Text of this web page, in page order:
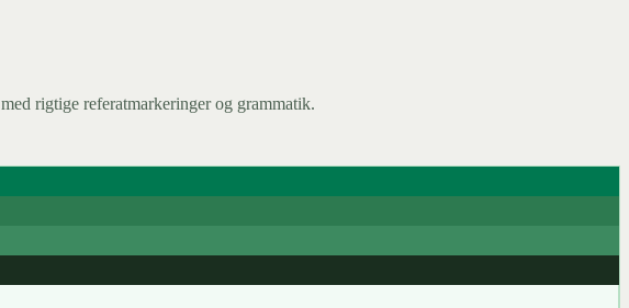
rigtige referatmarkeringer og grammatik.